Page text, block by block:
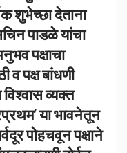
शुभेच्छा देताना
पाडळे यांचा
पक्षाचा
व पक्ष बांधणी
व्यक्त
या भावनेतून
पोहचवून पक्षाने